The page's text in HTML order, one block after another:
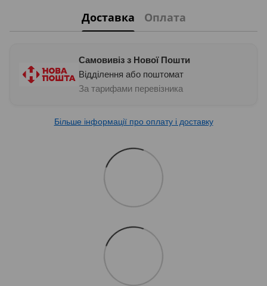
Доставка Оплата
Самовивіз з Нової Пошти
Відділення або поштомат
За тарифами перевізника
Більше інформації про оплату і доставку